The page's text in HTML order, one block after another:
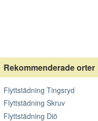
Rekommenderade orter
Flyttstädning Tingsryd
Flyttstädning Skruv
Flyttstädning Diö